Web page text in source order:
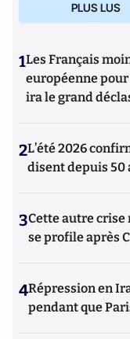
PLUS LUS
1Les Français
européenne
ira le grand
2L’été 2026
disent depuis 50
3Cette autre
se profile après
4Répression en
pendant que